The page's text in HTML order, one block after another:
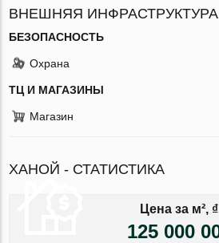
ВНЕШНЯЯ ИНФРАСТРУКТУРА
БЕЗОПАСНОСТЬ
Охрана
ТЦ И МАГАЗИНЫ
Магазин
ХАНОЙ - СТАТИСТИКА
Цена за м², ₫
125 000